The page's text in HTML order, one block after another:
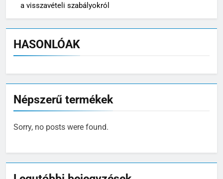
a visszavételi szabályokról
HASONLÓAK
Népszerű termékek
Sorry, no posts were found.